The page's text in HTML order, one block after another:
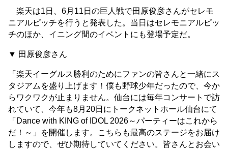
楽天は1日、6月11日の巨人戦で田原俊彦さんがセレモ
ニアルピッチを行うと発表した。当日はセレモニアルピッ
チのほか、イニング間のイベントにも登場予定だ。
▼ 田原俊彦さん
「楽天イーグルス勝利のためにファンの皆さんと一緒にス
タジアムを盛り上げます！僕も野球少年だったので、今か
らワクワクが止まりません。仙台には毎年コンサートで訪
れていて、今年も8月20日にトークネットホール仙台にて
「Dance with KING of IDOL 2026～パーティーはこれから
だ！～」を開催します。こちらも最高のステージをお届け
しますので、ぜひ期待していてください。皆さんとお会い